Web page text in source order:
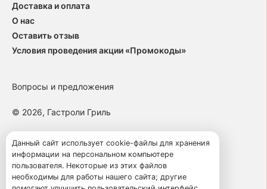
Доставка и оплата
О нас
Оставить отзыв
Условия проведения акции «Промокоды»
Вопросы и предложения
© 2026, Гастроли Гриль
Пользовательское соглашение
Политика конфиденциальности
Публичная оферта
Данный сайт использует cookie-файлы для хранения
информации на персональном компьютере
пользователя. Некоторые из этих файлов
необходимы для работы нашего сайта; другие